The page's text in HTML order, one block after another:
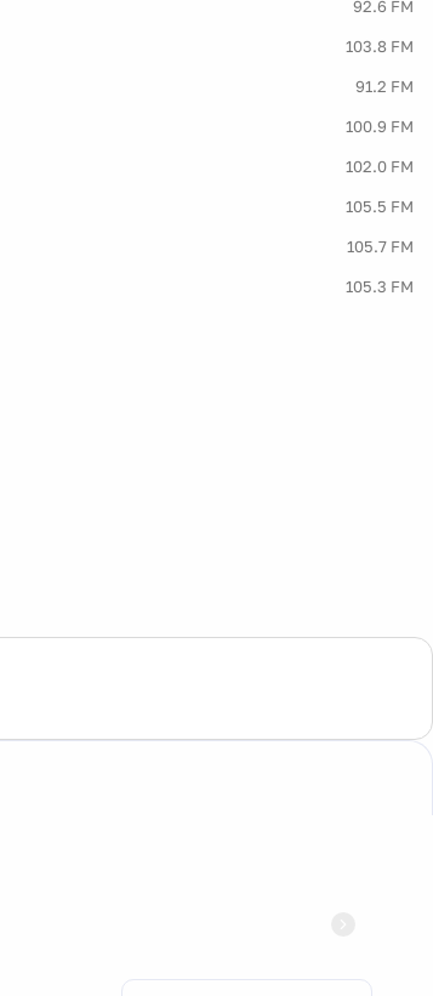
92.6 FM
103.8 FM
91.2 FM
100.9 FM
102.0 FM
105.5 FM
105.7 FM
105.3 FM